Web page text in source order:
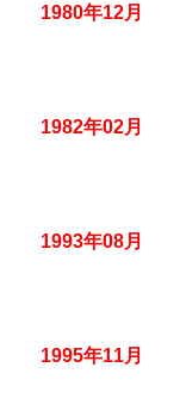
1980年12月
1982年02月
1993年08月
1995年11月